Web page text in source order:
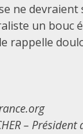
ne devraient
un bouc
rappelle
– Président